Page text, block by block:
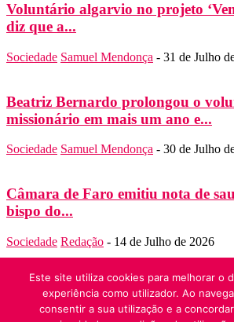
Voluntário algarvio no projeto
diz que a...
Sociedade Samuel Mendonça - 31 de Julho
Beatriz Bernardo prolongou o
missionário em mais um ano e...
Sociedade Samuel Mendonça - 30 de Julho
Câmara de Faro emitiu nota de
bispo do...
Sociedade Redação - 14 de Julho de 2026
Folha do Domingo
Contato:folha.domingo@diocese-algarve.pt
SIGA-NOS
Este site utiliza cookies para melhorar o
experiência como utilizador. Ao
consentir a sua utilização e a